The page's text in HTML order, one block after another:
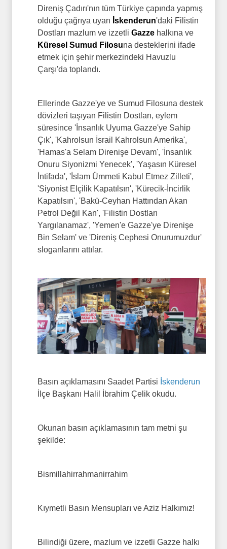
Direniş Çadırı'nın tüm Türkiye çapında yapmış
olduğu çağrıya uyan İskenderun'daki Filistin
Dostları mazlum ve izzetli Gazze halkına ve
Küresel Sumud Filosuna desteklerini ifade
etmek için şehir merkezindeki Havuzlu
Çarşı'da toplandı.
Ellerinde Gazze'ye ve Sumud Filosuna destek
dövizleri taşıyan Filistin Dostları, eylem
süresince 'İnsanlık Uyuma Gazze'ye Sahip
Çık', 'Kahrolsun İsrail Kahrolsun Amerika',
'Hamas'a Selam Direnişe Devam', 'İnsanlık
Onuru Siyonizmi Yenecek', 'Yaşasın Küresel
İntifada', 'İslam Ümmeti Kabul Etmez Zilleti',
'Siyonist Elçilik Kapatılsın', 'Kürecik-İncirlik
Kapatılsın', 'Bakü-Ceyhan Hattından Akan
Petrol Değil Kan', 'Filistin Dostları
Yargılanamaz', 'Yemen'e Gazze'ye Direnişe
Bin Selam' ve 'Direniş Cephesi Onurumuzdur'
sloganlarını attılar.
Basın açıklamasını Saadet Partisi İskenderun
İlçe Başkanı Halil İbrahim Çelik okudu.
Okunan basın açıklamasının tam metni şu
şekilde:
Bismillahirrahmanirrahim
Kıymetli Basın Mensupları ve Aziz Halkımız!
Bilindiği üzere, mazlum ve izzetli Gazze halkı